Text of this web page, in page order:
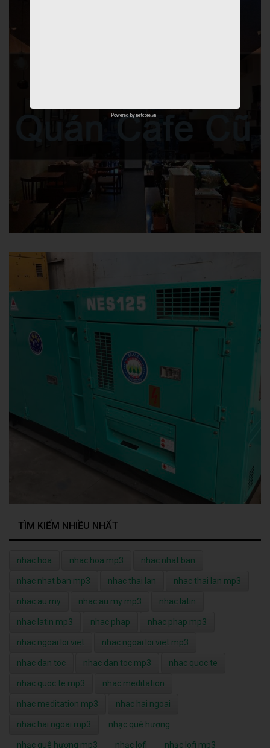
TÌM KIẾM NHIỀU NHẤT
nhac hoa nhac hoa mp3 nhac nhat ban
nhac nhat ban mp3 nhac thai lan nhac thai lan mp3
nhac au my nhac au my mp3 nhac latin
nhac latin mp3 nhac phap nhac phap mp3
nhac ngoai loi viet nhac ngoai loi viet mp3
nhac dan toc nhac dan toc mp3 nhac quoc te
nhac quoc te mp3 nhac meditation
nhac meditation mp3 nhac hai ngoai
nhac hai ngoai mp3 nhạc quê hương
nhạc quê hương mp3 nhạc lofi nhạc lofi mp3
Powered by netcore.vn